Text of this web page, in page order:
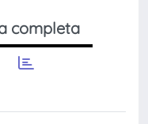
completa